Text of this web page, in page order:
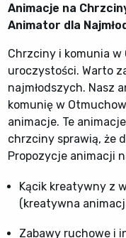
Animacje na
Animator dla
Chrzciny i komunia
uroczystości. Warto
najmłodszych. Nasz
komunię w
animacje. Te
chrzciny sprawią, że
Propozycje animacji
Kącik kreatywny z
(kreatywna
Zabawy ruchowe i